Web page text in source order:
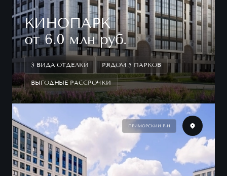
КИНОПАРК
от 6.0 млн руб.
3 ВИДА ОТДЕЛКИ РЯДОМ 5 ПАРКОВ
ВЫГОДНЫЕ РАССРОЧКИ
ПРИМОРСКИЙ Р-Н